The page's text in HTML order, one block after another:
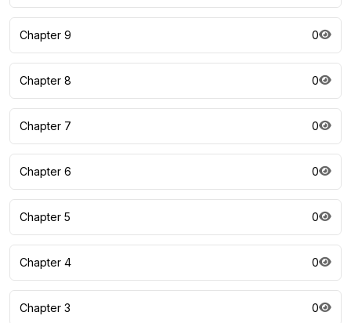
Chapter 9 0
Chapter 8 0
Chapter 7 0
Chapter 6 0
Chapter 5 0
Chapter 4 0
Chapter 3 0